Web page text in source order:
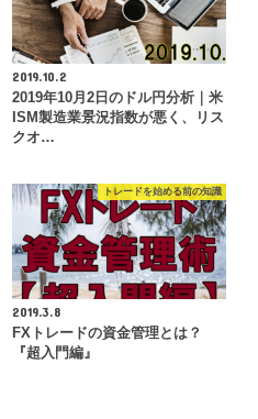
2019.10.2
2019年10月2日のドル円分析｜米
ISM製造業景況指数が悪く、リス
クオ…
トレードを始める前の知識
2019.3.8
FXトレードの資金管理とは？
『超入門編』